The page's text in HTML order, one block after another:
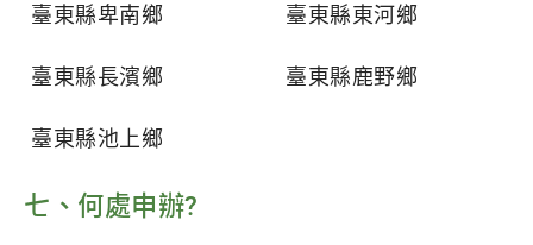
臺東縣卑南鄉 臺東縣東河鄉
臺東縣長濱鄉 臺東縣鹿野鄉
臺東縣池上鄉
七、何處申辦?